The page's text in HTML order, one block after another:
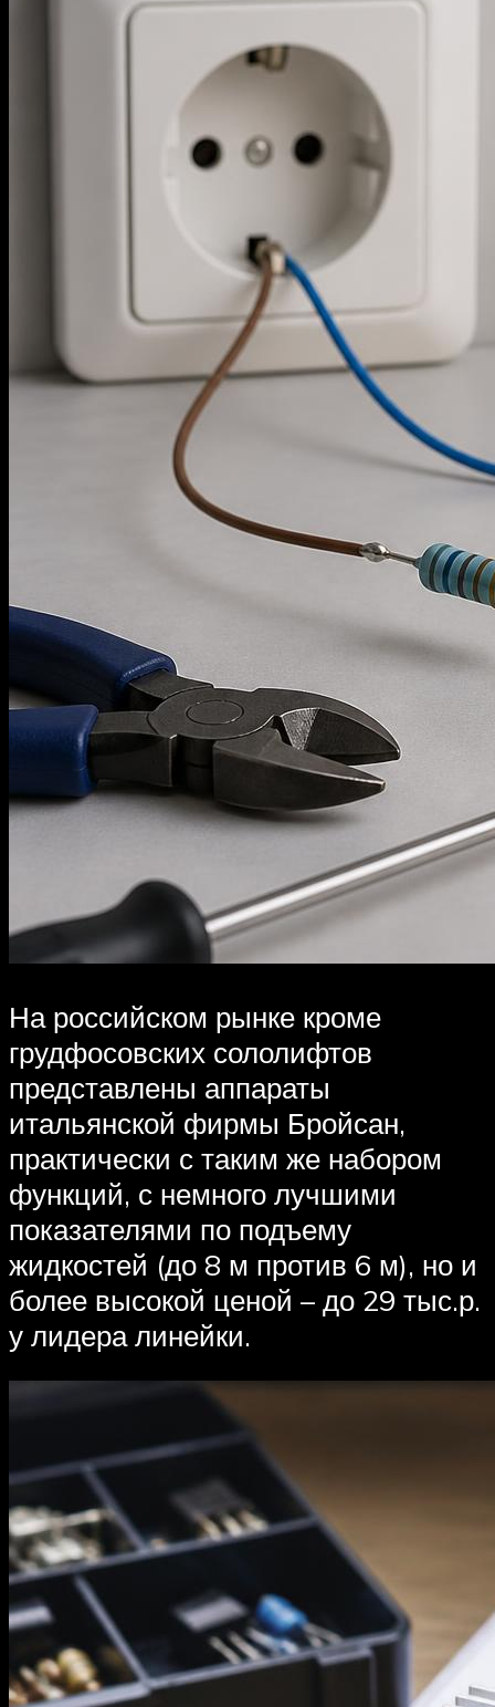
На российском рынке кроме
грудфосовских сололифтов
представлены аппараты
итальянской фирмы Бройсан,
практически с таким же набором
функций, с немного лучшими
показателями по подъему
жидкостей (до 8 м против 6 м), но и
более высокой ценой – до 29 тыс.р.
у лидера линейки.